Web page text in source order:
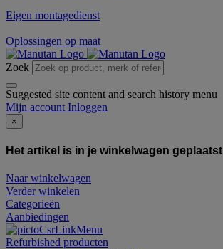
Eigen montagedienst
Oplossingen op maat
Zoek
Suggested site content and search history menu
Mijn account Inloggen
×
Het artikel is in je winkelwagen geplaatst
Naar winkelwagen
Verder winkelen
Categorieën
Aanbiedingen
Refurbished producten